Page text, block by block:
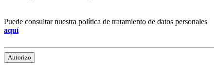
Puede consultar nuestra política de tratamiento de datos personales
aquí
Autorizo